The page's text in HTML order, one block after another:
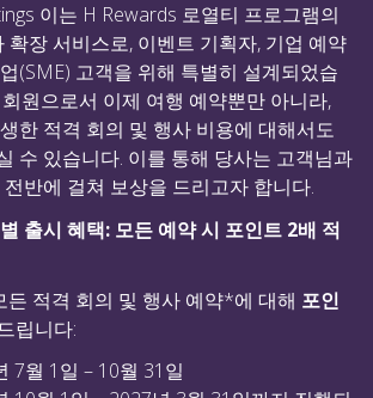
이는 H Rewards 로열티 프로그램의
확장 서비스로, 이벤트 기획자, 기업 예약
(SME) 고객을 위해 특별히 설계되었습
원으로서 이제 여행 예약뿐만 아니라,
한 적격 회의 및 행사 비용에 대해서도
수 있습니다. 이를 통해 당사는 고객님과
반에 걸쳐 보상을 드리고자 합니다.
출시 혜택: 모든 예약 시 포인트 2배 적
든 적격 회의 및 행사 예약*에 대해 포인
립니다:
7월 1일 – 10월 31일